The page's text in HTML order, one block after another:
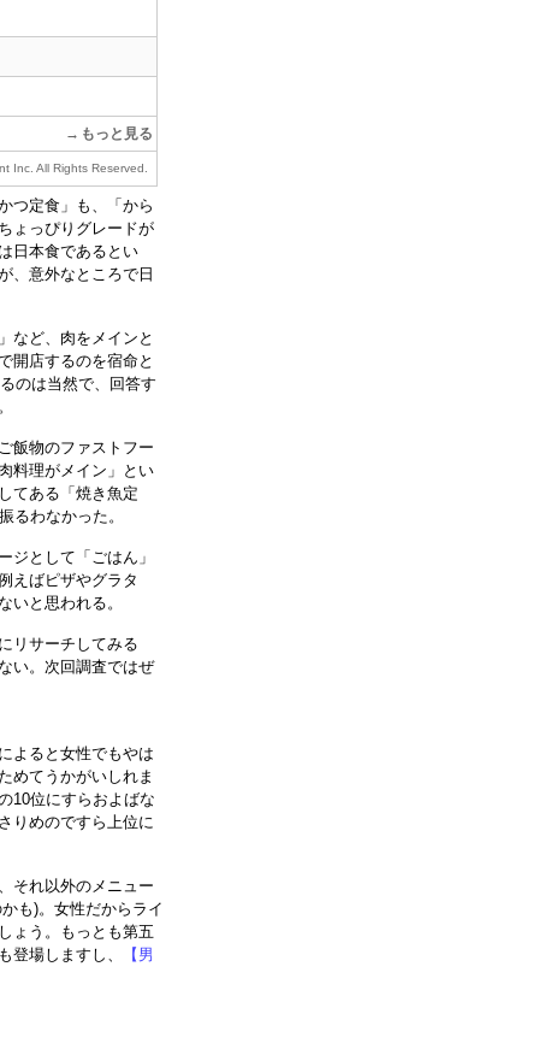
→ もっと見る
Inc. All Rights Reserved.
つ定食」も、「から
ょっぴりグレードが
日本食であるとい
、意外なところで日
など、肉をメインと
開店するのを宿命と
のは当然で、回答す
飯物のファストフー
料理がメイン」とい
てある「焼き魚定
るわなかった。
ジとして「ごはん」
えばピザやグラタ
いと思われる。
リサーチしてみる
い。次回調査ではぜ
よると女性でもやは
めてうかがいしれま
10位にすらおよばな
りめのですら上位に
それ以外のメニュー
も)。女性だからライ
ょう。もっとも第五
登場しますし、
【男